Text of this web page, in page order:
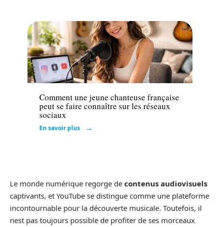
Loisirs
Comment une jeune chanteuse française
peut se faire connaître sur les réseaux
sociaux
En savoir plus
Le monde numérique regorge de contenus audiovisuels
captivants, et YouTube se distingue comme une plateforme
incontournable pour la découverte musicale. Toutefois, il
nest pas toujours possible de profiter de ses morceaux